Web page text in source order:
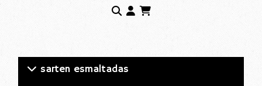
sarten esmaltadas